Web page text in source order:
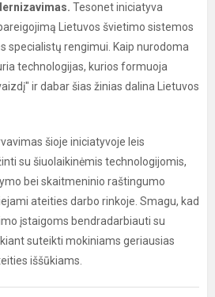
Tesonet iniciatyva
Lietuvos švietimo sistemos
specialistų rengimui. Kaip nurodoma
technologijas, kurios formuoja
ir dabar šias žinias dalina Lietuvos
šioje iniciatyvoje leis
su šiuolaikinėmis technologijomis,
bei skaitmeninio raštingumo
ateities darbo rinkoje. Smagu, kad
įstaigoms bendradarbiauti su
suteikti mokiniams geriausias
iššūkiams.